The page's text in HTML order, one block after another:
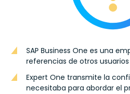
SAP Business One es una
referencias de otros
Expert One transmite la
necesitaba para abordar el